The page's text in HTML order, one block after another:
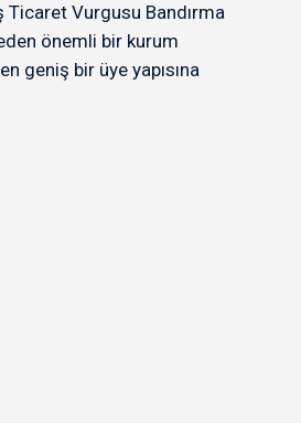
Ticaret Vurgusu Bandırma
önemli bir kurum
geniş bir üye yapısına